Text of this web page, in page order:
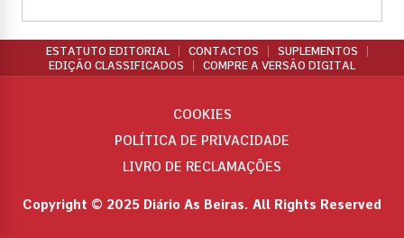
ESTATUTO EDITORIAL CONTACTOS
SUPLEMENTOS
EDIÇÃO CLASSIFICADOS
COMPRE A VERSÃO DIGITAL
Copyright © 2025 Diário As Beiras. All Rights Reserved
COOKIES
POLÍTICA DE PRIVACIDADE
LIVRO DE RECLAMAÇÕES